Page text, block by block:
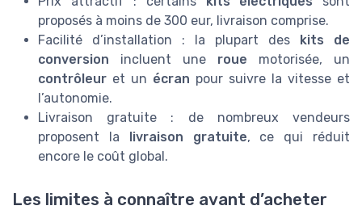
proposés à moins de 300 eur, livraison comprise.
Facilité d’installation : la plupart des kits de
conversion incluent une roue motorisée, un
contrôleur et un écran pour suivre la vitesse et
l’autonomie.
Livraison gratuite : de nombreux vendeurs
proposent la livraison gratuite, ce qui réduit
encore le coût global.
Les limites à connaître avant d’acheter